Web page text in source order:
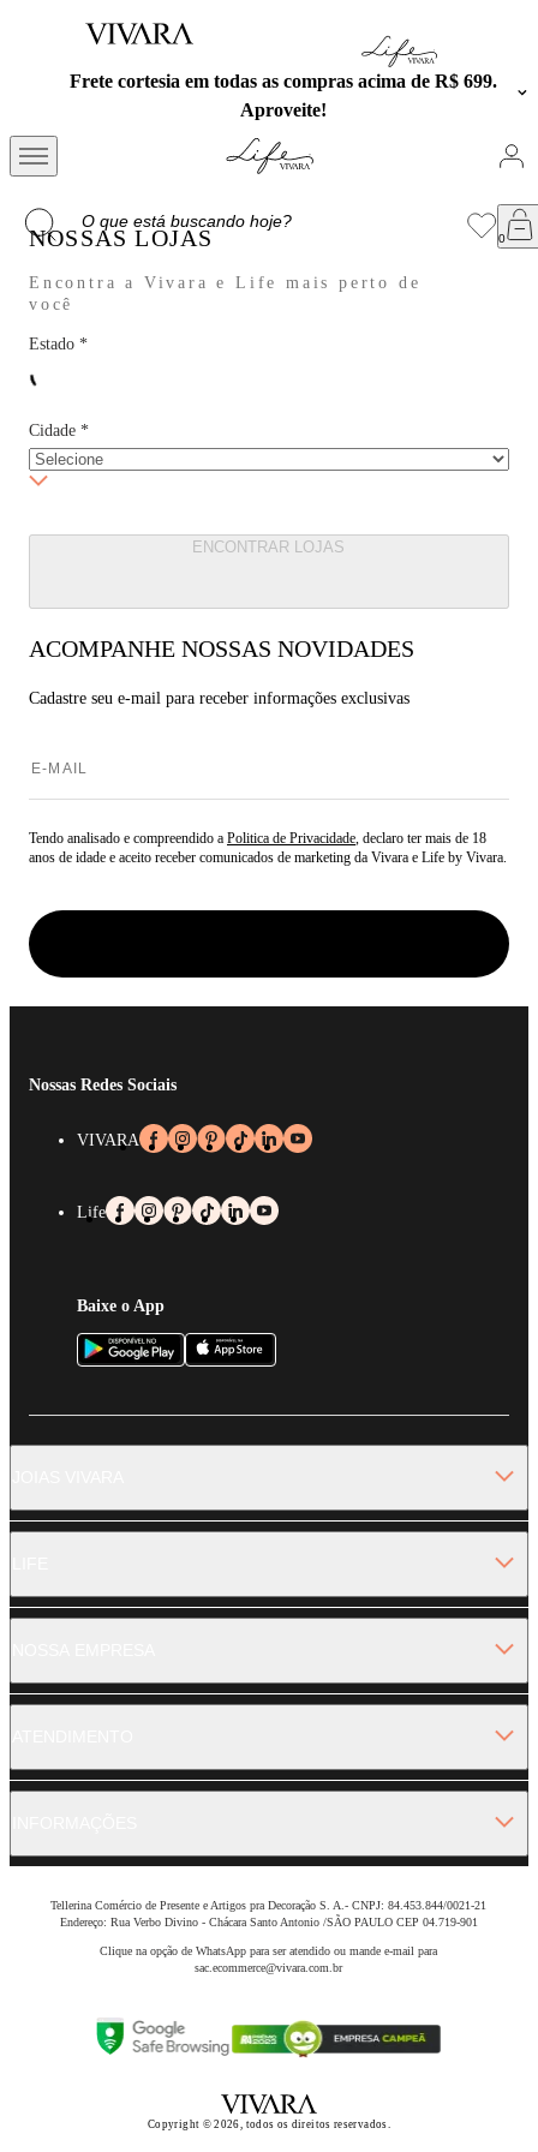
Frete cortesia em todas as compras acima de R$ 699.
Aproveite!
NOSSAS LOJAS
Encontra a Vivara e Life mais perto de
você
Estado *
Cidade *
ENCONTRAR LOJAS
ACOMPANHE NOSSAS NOVIDADES
Cadastre seu e-mail para receber informações exclusivas
Tendo analisado e compreendido a Politica de Privacidade, declaro ter mais de 18
anos de idade e aceito receber comunicados de marketing da Vivara e Life by Vivara.
Nossas Redes Sociais
VIVARA
Life
Baixe o App
Tellerina Comércio de Presente e Artigos pra Decoração S. A.- CNPJ: 84.453.844/0021-21
Endereço: Rua Verbo Divino - Chácara Santo Antonio /SÃO PAULO CEP 04.719-901
Clique na opção de WhatsApp para ser atendido ou mande e-mail para
sac.ecommerce@vivara.com.br
Copyright © 2026, todos os direitos reservados.